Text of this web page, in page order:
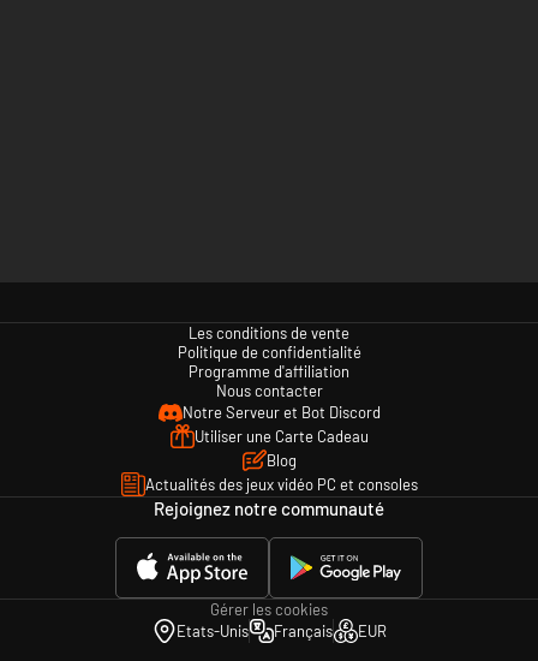
Les conditions de vente
Politique de confidentialité
Programme d'affiliation
Nous contacter
Notre Serveur et Bot Discord
Utiliser une Carte Cadeau
Blog
Actualités des jeux vidéo PC et consoles
Rejoignez notre communauté
Gérer les cookies
Etats-Unis
Français EUR